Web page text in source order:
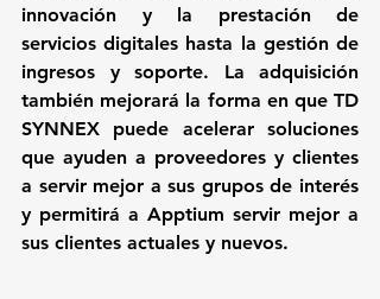
innovación y la prestación de
servicios digitales hasta la gestión de
ingresos y soporte. La adquisición
también mejorará la forma en que TD
SYNNEX puede acelerar soluciones
que ayuden a proveedores y clientes
a servir mejor a sus grupos de interés
y permitirá a Apptium servir mejor a
sus clientes actuales y nuevos.